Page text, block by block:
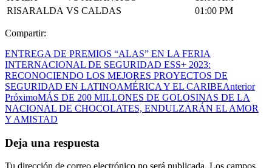
RISARALDA VS CALDAS 01:00 PM
Compartir:
ENTREGA DE PREMIOS “ALAS” EN LA FERIA
INTERNACIONAL DE SEGURIDAD ESS+ 2023:
RECONOCIENDO LOS MEJORES PROYECTOS DE
SEGURIDAD EN LATINOAMÉRICA Y EL CARIBEAnterior
PróximoMÁS DE 200 MILLONES DE GOLOSINAS DE LA
NACIONAL DE CHOCOLATES, ENDULZARÁN EL AMOR
Y AMISTAD
Deja una respuesta